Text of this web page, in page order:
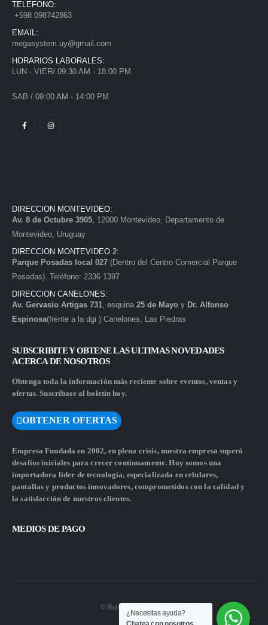
TELEFONO:
+598 098742863
EMAIL:
megasystem.uy@gmail.com
HORARIOS LABORALES:
LUN - VIER/ 09:30 AM - 18:00 PM
SAB / 09:00 AM - 14:00 PM
DIRECCION MONTEVIDEO:
Av. 8 de Octubre 3905 , 12000 Montevideo, Departamento de
Montevideo, Uruguay
DIRECCION MONTEVIDEO 2:
Parque Posadas local 027 (Dentro del Centro Comercial Parque
Posadas). Teléfono: 2336 1397
DIRECCION CANELONES:
Av. Gervasio Artigas 731 , esquina 25 de Mayo y Dr. Alfonso
Espinosa(frente a la dgi ) Canelones, Las Piedras
SUBSCRIBITE Y OBTENE LAS ULTIMAS NOVEDADES
ACERCA DE NOSOTROS
Obtenga toda la información más reciente sobre eventos, ventas y
ofertas. Suscríbase al boletín hoy.
OBTENER OFERTAS
Empresa Fundada en 2002, en plena crisis, nuestra empresa superó
desafíos iniciales para crecer continuamente. Hoy somos una
importadora líder de tecnología, especializada en celulares,
pantallas y productos innovadores, comprometidos con la calidad y
la satisfacción de nuestros clientes.
MEDIOS DE PAGO
© Rubiwebs.com 2026.
¿Necesitas ayuda?